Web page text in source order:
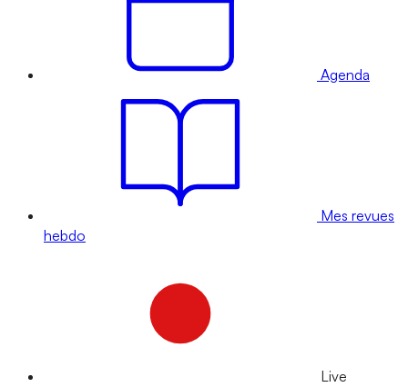
Agenda
Mes revues
hebdo
Live